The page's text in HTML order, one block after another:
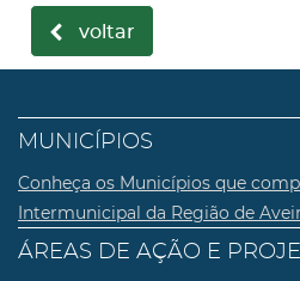
voltar
MUNICÍPIOS
Conheça os Municípios que
Intermunicipal da Região de
ÁREAS DE AÇÃO E